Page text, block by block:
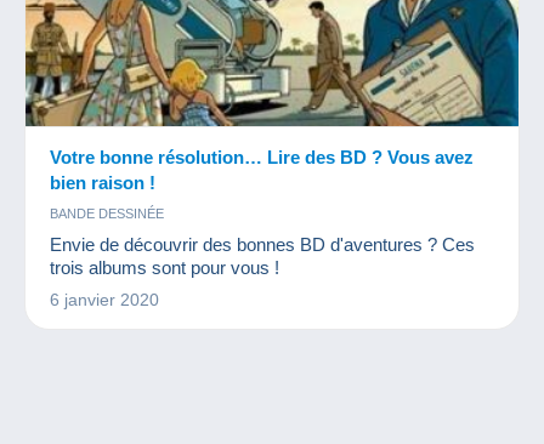
Votre bonne résolution… Lire des BD ? Vous avez
bien raison !
BANDE DESSINÉE
Envie de découvrir des bonnes BD d'aventures ? Ces
trois albums sont pour vous !
6 janvier 2020